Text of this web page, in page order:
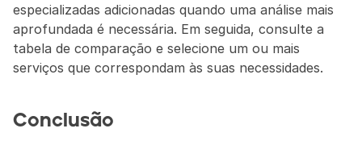
especializadas adicionadas quando uma análise mais
aprofundada é necessária. Em seguida, consulte a
tabela de comparação e selecione um ou mais
serviços que correspondam às suas necessidades.
Conclusão